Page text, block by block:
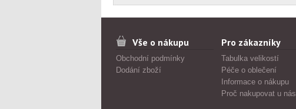
Vše o nákupu
Obchodní podmínky
Dodání zboží
Pro zákazníky
Tabulka velikostí
Péče o oblečení
Informace o nákupu
Proč nakupovat u nás